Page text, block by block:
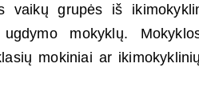
vaikų grupės iš
mokyklų.
mokiniai ar